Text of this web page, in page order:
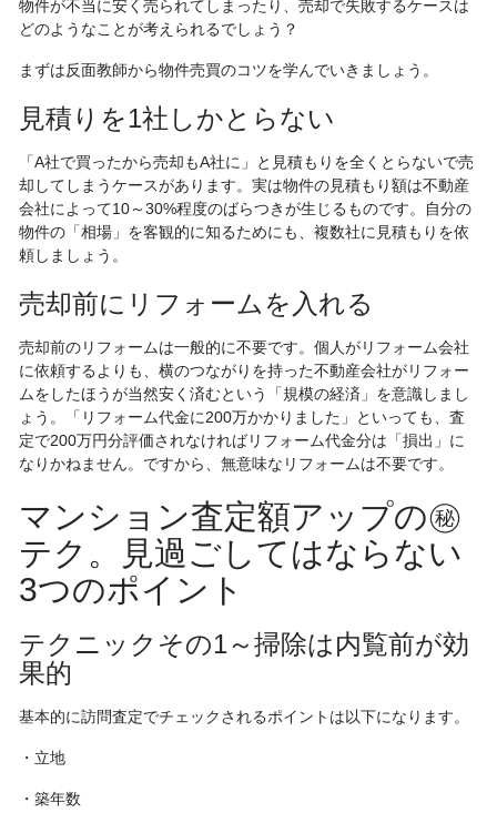
物件が不当に安く売られてしまったり、売却で失敗するケースは
どのようなことが考えられるでしょう？
まずは反面教師から物件売買のコツを学んでいきましょう。
見積りを1社しかとらない
「A社で買ったから売却もA社に」と見積もりを全くとらないで売
却してしまうケースがあります。実は物件の見積もり額は不動産
会社によって10～30%程度のばらつきが生じるものです。自分の
物件の「相場」を客観的に知るためにも、複数社に見積もりを依
頼しましょう。
売却前にリフォームを入れる
売却前のリフォームは一般的に不要です。個人がリフォーム会社
に依頼するよりも、横のつながりを持った不動産会社がリフォー
ムをしたほうが当然安く済むという「規模の経済」を意識しまし
ょう。「リフォーム代金に200万かかりました」といっても、査
定で200万円分評価されなければリフォーム代金分は「損出」に
なりかねません。ですから、無意味なリフォームは不要です。
マンション査定額アップの㊙︎
テク。見過ごしてはならない
3つのポイント
テクニックその1～掃除は内覧前が効
果的
基本的に訪問査定でチェックされるポイントは以下になります。
・立地
・築年数